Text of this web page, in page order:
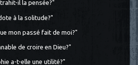
il la pensée?"
à la solitude?"
mon passé fait de moi?"
de croire en Dieu?"
a-t-elle une utilité?"